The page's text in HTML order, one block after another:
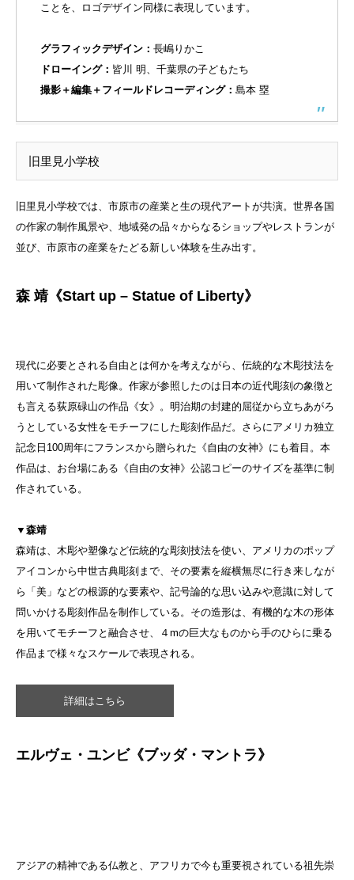
ことを、ロゴデザイン同様に表現しています。
グラフィックデザイン： ⻑嶋りかこ
ドローイング： 皆川 明、千葉県の子どもたち
撮影＋編集＋フィールドレコーディング： 島本 塁
旧里見小学校
旧里見小学校では、市原市の産業と生の現代アートが共演。世界各国
の作家の制作風景や、地域発の品々からなるショップやレストランが
並び、市原市の産業をたどる新しい体験を生み出す。
森 靖《Start up – Statue of Liberty》
現代に必要とされる自由とは何かを考えながら、伝統的な木彫技法を
用いて制作された彫像。作家が参照したのは日本の近代彫刻の象徴と
も言える荻原碌山の作品《女》。明治期の封建的屈従から立ちあがろ
うとしている女性をモチーフにした彫刻作品だ。さらにアメリカ独立
記念日100周年にフランスから贈られた《自由の女神》にも着目。本
作品は、お台場にある《自由の女神》公認コピーのサイズを基準に制
作されている。
▼森靖
森靖は、木彫や塑像など伝統的な彫刻技法を使い、アメリカのポップ
アイコンから中世古典彫刻まで、その要素を縦横無尽に行き来しなが
ら「美」などの根源的な要素や、記号論的な思い込みや意識に対して
問いかける彫刻作品を制作している。その造形は、有機的な木の形体
を用いてモチーフと融合させ、４mの巨大なものから手のひらに乗る
作品まで様々なスケールで表現される。
詳細はこちら
エルヴェ・ユンビ《ブッダ・マントラ》
アジアの精神である仏教と、アフリカで今も重要視されている祖先崇